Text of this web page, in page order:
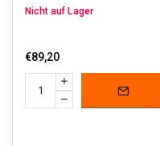
Nicht auf Lager
€89,20